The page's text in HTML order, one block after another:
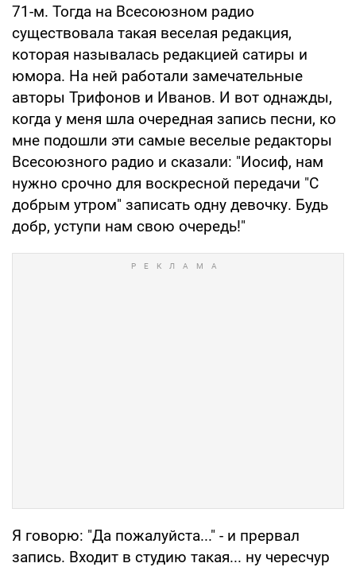
71-м. Тогда на Всесоюзном радио
существовала такая веселая редакция,
которая называлась редакцией сатиры и
юмора. На ней работали замечательные
авторы Трифонов и Иванов. И вот однажды,
когда у меня шла очередная запись песни, ко
мне подошли эти самые веселые редакторы
Всесоюзного радио и сказали: "Иосиф, нам
нужно срочно для воскресной передачи "С
добрым утром" записать одну девочку. Будь
добр, уступи нам свою очередь!"
Я говорю: "Да пожалуйста..." - и прервал
запись. Входит в студию такая... ну чересчур